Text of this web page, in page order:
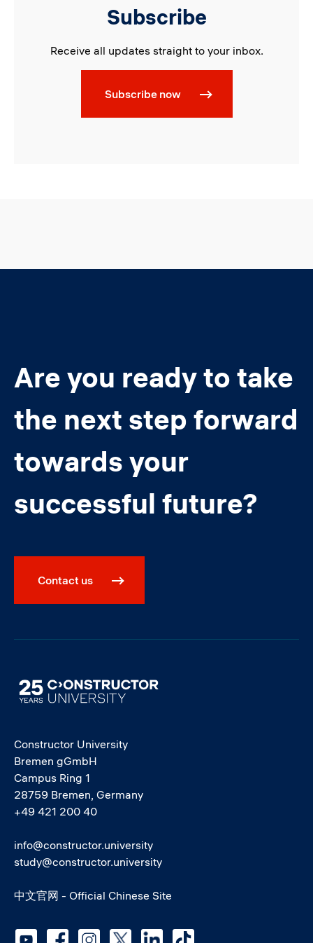
Subscribe
Receive all updates straight to your inbox.
Subscribe now
Are you ready to take
the next step forward
towards your
successful future?
Contact us
Image
Constructor University
Bremen gGmbH
Campus Ring 1
28759 Bremen, Germany
+49 421 200 40
info@constructor.university
study@constructor.university
中文官网 - Official Chinese Site
Social media